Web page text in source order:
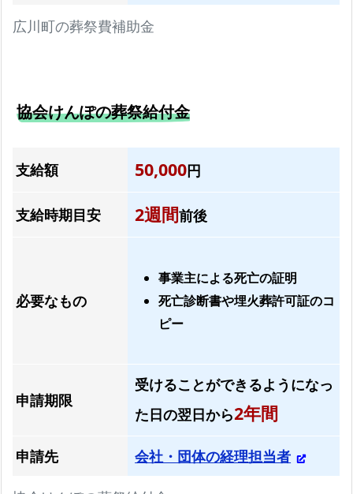
お
て
の
を
送
ま
す
あ
質
と
広川町の葬祭費補助金
協会けんぽの葬祭給付金
支給額 50,000円
支給時期目安 2週間前後
必要なもの
事業主による死亡の証明
死亡診断書や埋火葬許可証のコ
ピー
申請期限
受けることができるようになっ
た日の翌日から2年間
申請先 会社・団体の経理担当者